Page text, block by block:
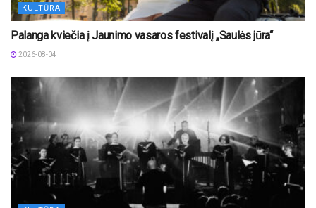
KULTŪRA
Palanga kviečia į Jaunimo vasaros festivalį „Saulės jūra“
2026-08-04